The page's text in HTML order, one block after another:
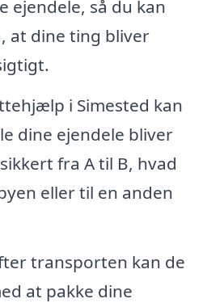
ejendele, så du kan
at dine ting bliver
i Simested kan
dine ejendele bliver
fra A til B, hvad
eller til en anden
transporten kan de
at pakke dine